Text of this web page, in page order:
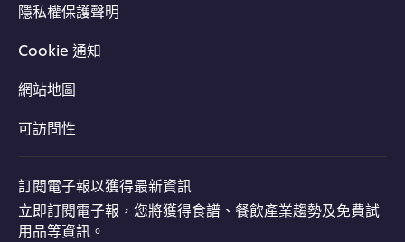
隱私權保護聲明
Cookie 通知
網站地圖
可訪問性
訂閱電子報以獲得最新資訊
立即訂閱電子報，您將獲得食譜、餐飲產業趨勢及免費試
用品等資訊。